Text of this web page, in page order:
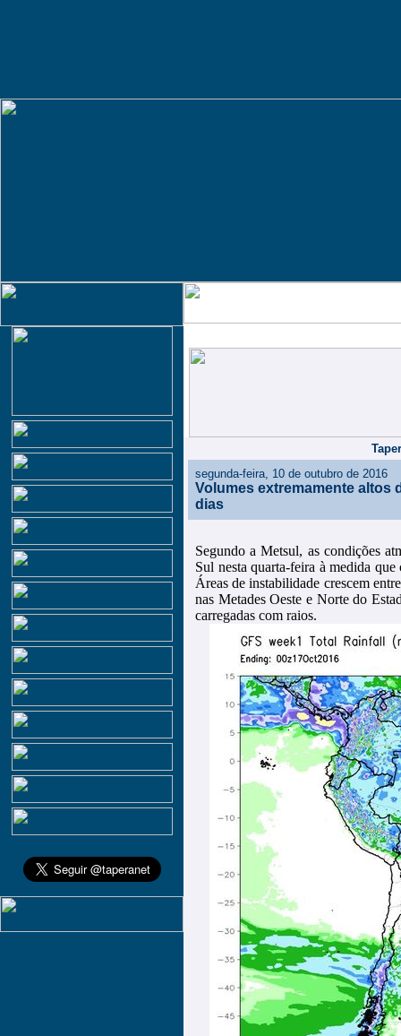
segunda-feira, 10 de outubro de 2016
Volumes extremamente altos
dias
Segundo a Metsul, as condições
Sul nesta quarta-feira à medida
Áreas de instabilidade crescem
nas Metades Oeste e Norte do
carregadas com raios.